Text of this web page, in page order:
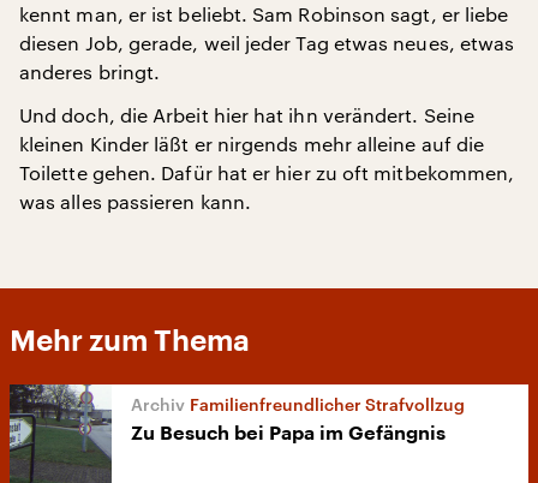
kennt man, er ist beliebt. Sam Robinson sagt, er liebe
diesen Job, gerade, weil jeder Tag etwas neues, etwas
anderes bringt.
Und doch, die Arbeit hier hat ihn verändert. Seine
kleinen Kinder läßt er nirgends mehr alleine auf die
Toilette gehen. Dafür hat er hier zu oft mitbekommen,
was alles passieren kann.
Mehr zum Thema
Familienfreundlicher Strafvollzug
Zu Besuch bei Papa im Gefängnis